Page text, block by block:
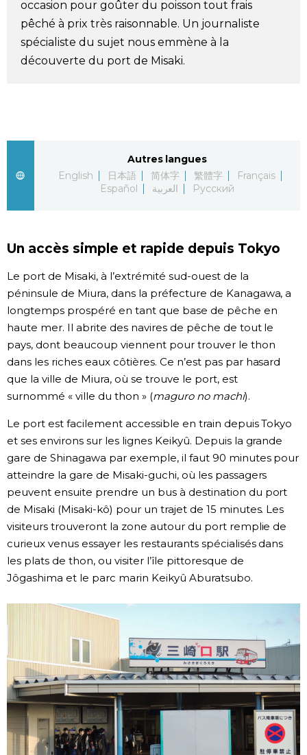
Le japonais
En plus
Séries
Personnages
Images
Vidéos
Tokyo
occasion pour goûter du poisson tout frais
pêché à prix très raisonnable. Un journaliste
spécialiste du sujet nous emmène à la
découverte du port de Misaki.
Autres langues
English
日本語 简体字 繁體字
Français
Español
العربية Русский
Un accès simple et rapide depuis Tokyo
Le port de Misaki, à l’extrémité sud-ouest de la
péninsule de Miura, dans la préfecture de Kanagawa, a
longtemps prospéré en tant que base de pêche en
haute mer. Il abrite des navires de pêche de tout le
pays, dont beaucoup viennent pour trouver le thon
dans les riches eaux côtières. Ce n’est pas par hasard
que la ville de Miura, où se trouve le port, est
surnommé « ville du thon » (maguro no machi).
Le port est facilement accessible en train depuis Tokyo
et ses environs sur les lignes Keikyû. Depuis la grande
gare de Shinagawa par exemple, il faut 90 minutes pour
atteindre la gare de Misaki-guchi, où les passagers
peuvent ensuite prendre un bus à destination du port
de Misaki (Misaki-kô) pour un trajet de 15 minutes. Les
visiteurs trouveront la zone autour du port remplie de
curieux venus essayer les restaurants spécialisés dans
les plats de thon, ou visiter l’île pittoresque de
Jôgashima et le parc marin Keikyû Aburatsubo.